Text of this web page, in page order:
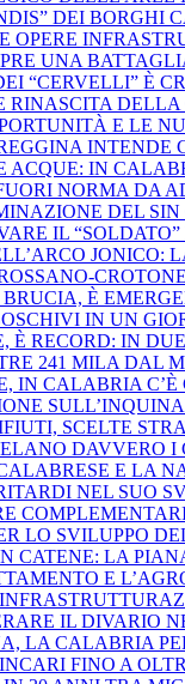
DEI BORGHI
OPERE
UNA
“CERVELLI” È
RINASCITA
E LE
INTENDE
ACQUE: IN
NORMA DA
DEL SIN
IL “SOLDATO”
JONICO:
CROTONE
È
IN UN
È RECORD: IN
241 MILA DAL
IN CALABRIA C’È
SCELTE
DAVVERO I
E LA
NEL SUO
LO SVILUPPO
CATENE: LA
E
IL DIVARIO
LA CALABRIA
FINO A